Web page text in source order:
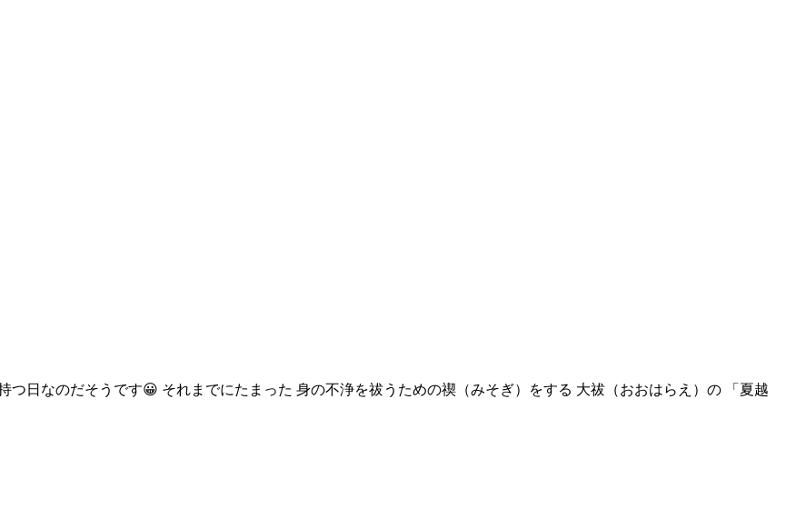
つ日なのだそうです😀 それまでにたまった 身の不浄を祓うための禊（みそぎ）をする 大祓（おおはらえ）の 「夏越